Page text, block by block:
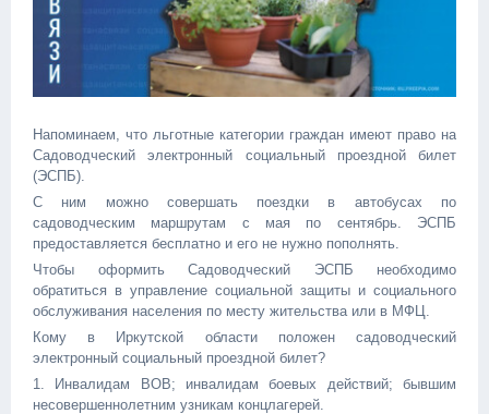
Напоминаем, что льготные категории граждан имеют право на
Садоводческий электронный социальный проездной билет
(ЭСПБ).
С ним можно совершать поездки в автобусах по
садоводческим маршрутам с мая по сентябрь. ЭСПБ
предоставляется бесплатно и его не нужно пополнять.
Чтобы оформить Садоводческий ЭСПБ необходимо
обратиться в управление социальной защиты и социального
обслуживания населения по месту жительства или в МФЦ.
Кому в Иркутской области положен садоводческий
электронный социальный проездной билет?
1. Инвалидам ВОВ; инвалидам боевых действий; бывшим
несовершеннолетним узникам концлагерей.